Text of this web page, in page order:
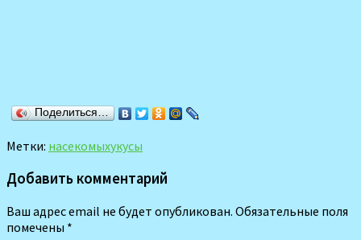
Поделиться…
Метки: насекомыхукусы
Добавить комментарий
Ваш адрес email не будет опубликован. Обязательные поля
помечены *